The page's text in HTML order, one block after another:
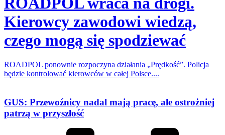
Kierowcy zawodowi wiedzą,
czego mogą się spodziewać
ROADPOL ponownie rozpoczyna działania „Prędkość”. Policja
będzie kontrolować kierowców w całej Polsce....
GUS: Przewoźnicy nadal mają pracę, ale ostrożniej
patrzą w przyszłość